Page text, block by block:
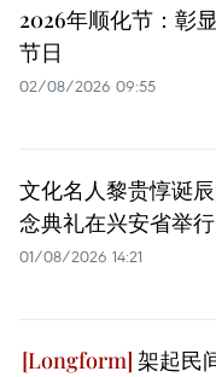
2026年顺化节：彰
节日
02/08/2026 09:55
文化名人黎贵惇诞
念典礼在兴安省举行
01/08/2026 14:21
架起民